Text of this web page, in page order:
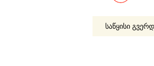
საწყისი